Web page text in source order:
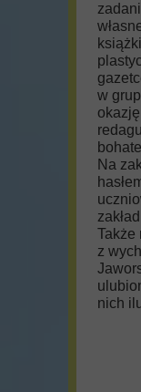
w
Na
Także
z
nich